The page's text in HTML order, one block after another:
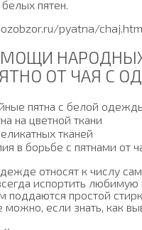
пятен.
pyatna/
ОТ ЧАЯ С
пятна с белой
на цветной ткани
тканей
в борьбе с пятнами от
относят к числу
испортить
поддаются простой
можно, если знать, как